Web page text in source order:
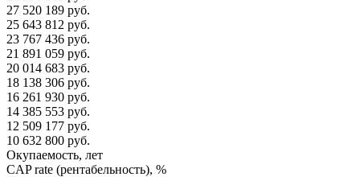
27 520 189 руб.
25 643 812 руб.
23 767 436 руб.
21 891 059 руб.
20 014 683 руб.
18 138 306 руб.
16 261 930 руб.
14 385 553 руб.
12 509 177 руб.
10 632 800 руб.
Окупаемость, лет
CAP rate (рентабельность), %